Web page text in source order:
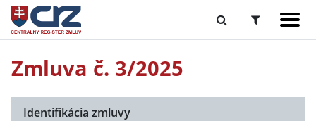
Zmluva č. 3/2025
Identifikácia zmluvy